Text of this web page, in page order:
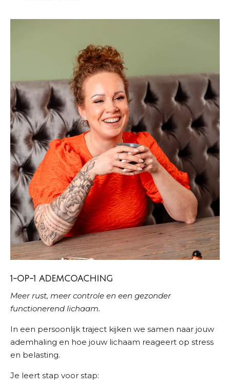
1-OP-1 ADEMCOACHING
Meer rust, meer controle en een gezonder
functionerend lichaam.
In een persoonlijk traject kijken we samen naar jouw
ademhaling en hoe jouw lichaam reageert op stress
en belasting.
Je leert stap voor stap: